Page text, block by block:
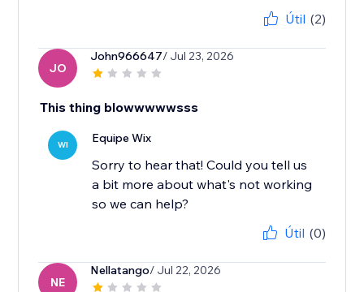
Útil (2)
JO
John966647/ Jul 23, 2026
This thing blowwwwwsss
WI Equipe Wix
Sorry to hear that! Could you tell us
a bit more about what's not working
Útil (0)
NE
Nellatango/ Jul 22, 2026